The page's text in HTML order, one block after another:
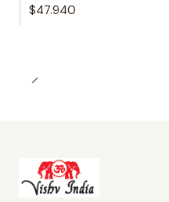
$47.940